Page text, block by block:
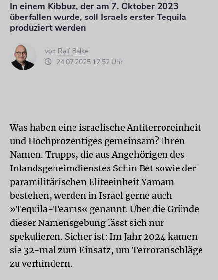
In einem Kibbuz, der am 7. Oktober 2023
überfallen wurde, soll Israels erster Tequila
produziert werden
von Ralf Balke
24.07.2025 12:52 Uhr
Was haben eine israelische Antiterroreinheit
und Hochprozentiges gemeinsam? Ihren
Namen. Trupps, die aus Angehörigen des
Inlandsgeheimdienstes Schin Bet sowie der
paramilitärischen Eliteeinheit Yamam
bestehen, werden in Israel gerne auch
»Tequila-Teams« genannt. Über die Gründe
dieser Namensgebung lässt sich nur
spekulieren. Sicher ist: Im Jahr 2024 kamen
sie 32-mal zum Einsatz, um Terroranschläge
zu verhindern.